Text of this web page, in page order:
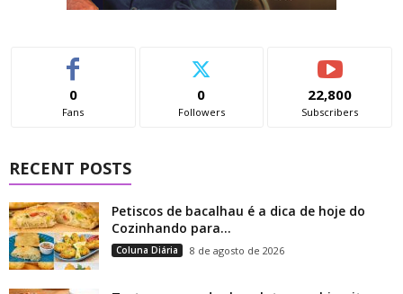
0
Fans
0
Followers
22,800
Subscribers
RECENT POSTS
Petiscos de bacalhau é a dica de hoje do
Cozinhando para...
Coluna Diária 8 de agosto de 2026